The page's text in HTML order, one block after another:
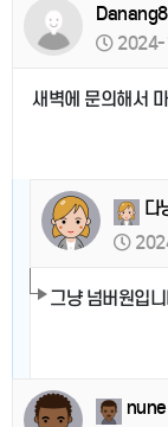
2024-
새벽에 문의해서
다
그냥 넘버원입
nune